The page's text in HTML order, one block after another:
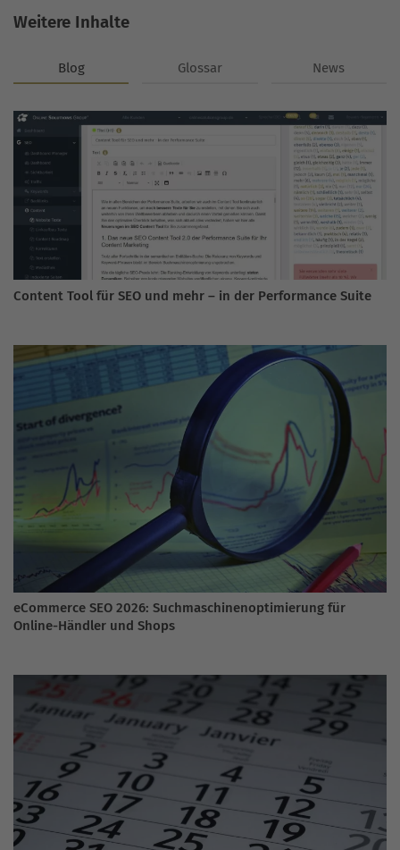
Weitere Inhalte
Blog Glossar News
Content Tool für SEO und mehr – in der Performance Suite
eCommerce SEO 2026: Suchmaschinenoptimierung für
Online-Händler und Shops